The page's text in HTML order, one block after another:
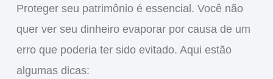
Proteger seu patrimônio é essencial. Você não
quer ver seu dinheiro evaporar por causa de um
erro que poderia ter sido evitado. Aqui estão
algumas dicas: